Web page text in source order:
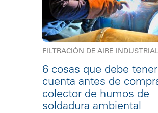
FILTRACIÓN DE AIRE
6 cosas que debe
cuenta antes de
colector de humos de
soldadura ambiental